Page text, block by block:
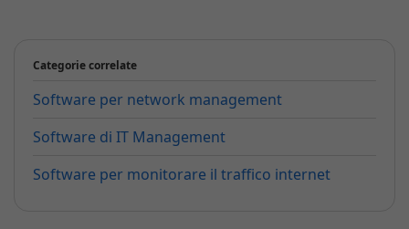
Categorie correlate
Software per network management
Software di IT Management
Software per monitorare il traffico internet